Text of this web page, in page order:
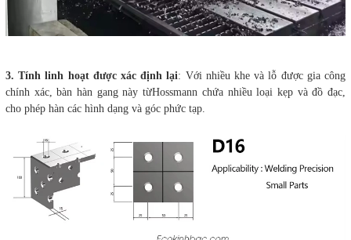
3. Tính linh hoạt được xác định lại: Với nhiều khe và lỗ được gia công
chính xác, bàn hàn gang này từHossmann chứa nhiều loại kẹp và đồ đạc,
cho phép hàn các hình dạng và góc phức tạp.